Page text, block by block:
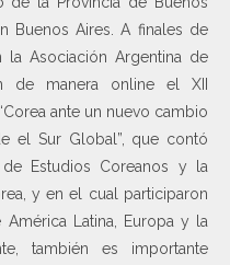
Buenos Aires. A finales de
Asociación Argentina de
de manera online el XII
ante un nuevo cambio
el Sur Global”, que contó
Estudios Coreanos y la
y en el cual participaron
Latina, Europa y la
también es importante